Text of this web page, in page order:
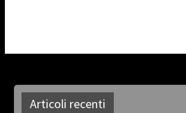
Articoli recenti